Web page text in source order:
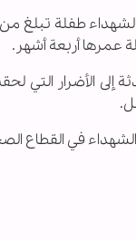
طفلة تبلغ
عمرها أربعة أشهر.
في القطاع الصحي